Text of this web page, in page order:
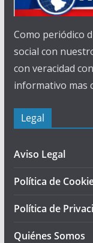
Como periódico
social con
con veracidad
informativo mas
Legal
Aviso Legal
Política de
Política de
Quiénes Somos